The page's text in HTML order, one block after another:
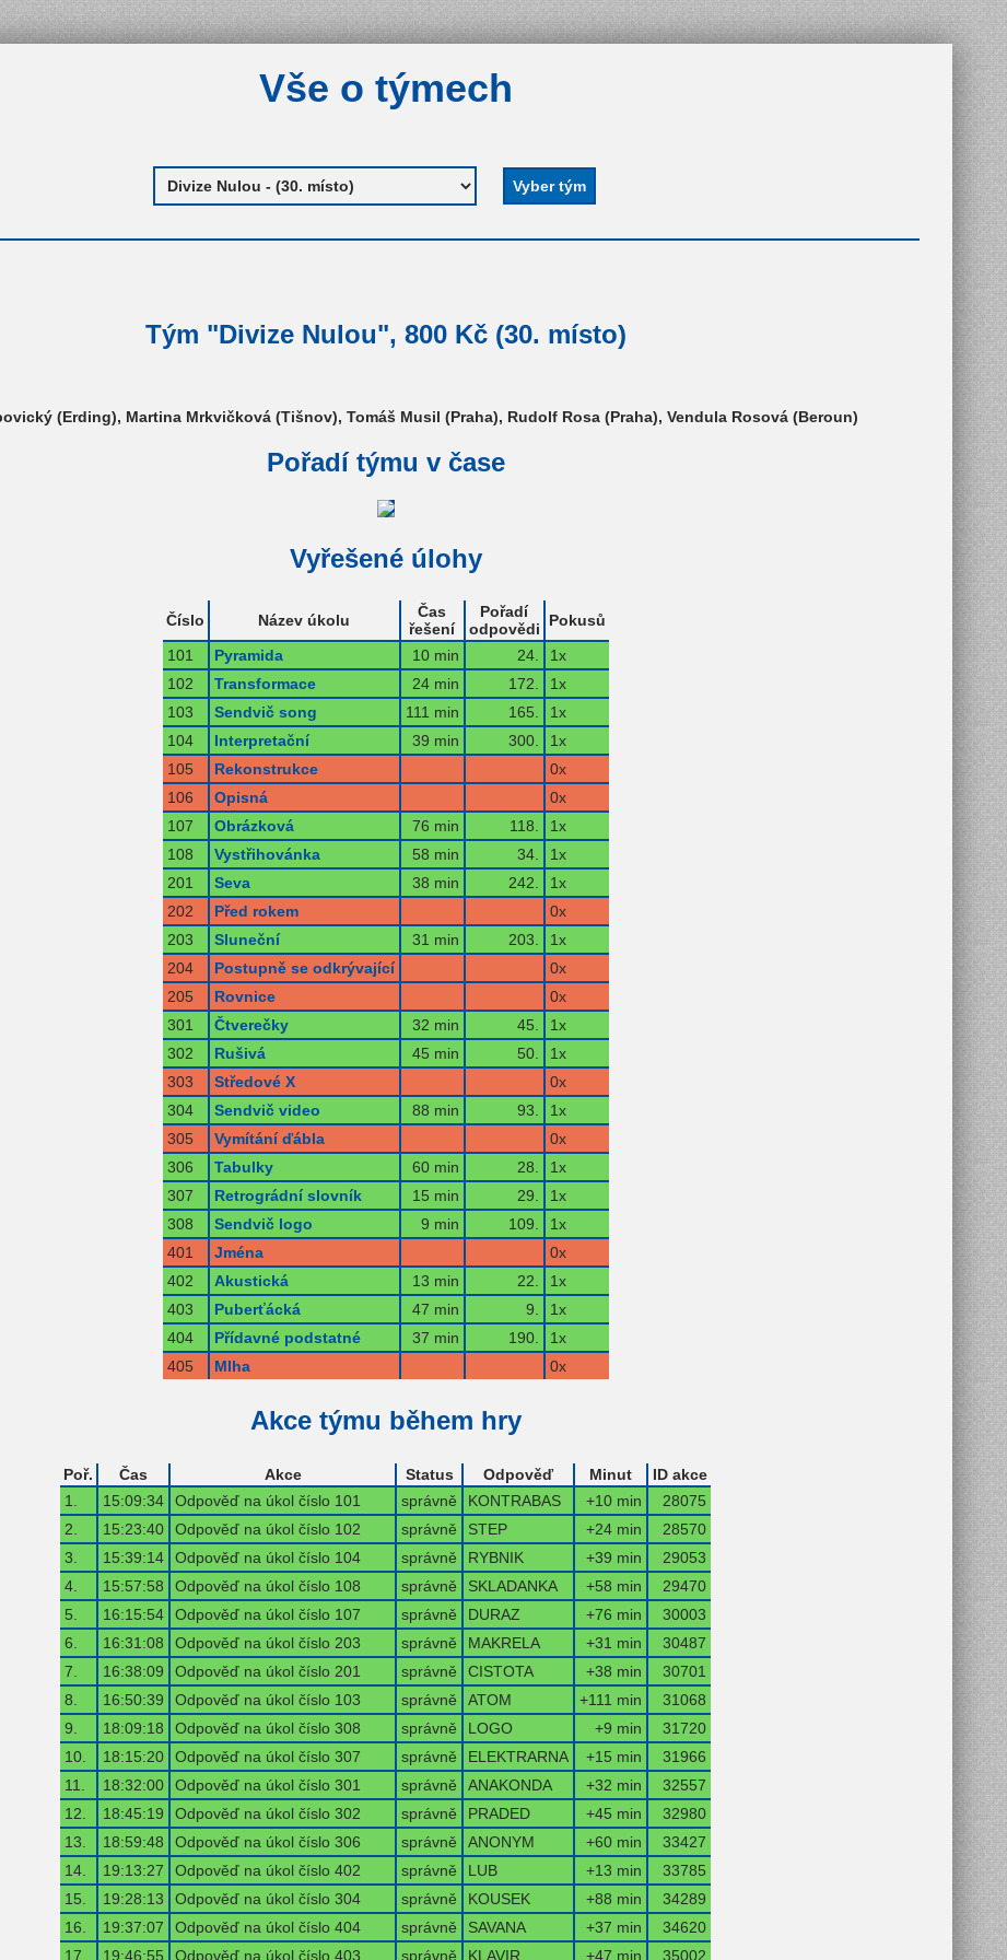
Vše o týmech
Tým "Divize Nulou", 800 Kč (30. místo)
(Erding), Martina Mrkvičková (Tišnov), Tomáš Musil (Praha), Rudolf Rosa (Praha), Vendula Rosová (Beroun)
Pořadí týmu v čase
Vyřešené úlohy
Číslo Název úkolu
Čas
řešení
Pořadí
odpovědi
Pokusů
101
Pyramida 10 min 24.
1x
102
Transformace 24 min 172.
1x
103
Sendvič song 111 min 165.
1x
104
Interpretační 39 min 300.
1x
105
Rekonstrukce
0x
106
Opisná
0x
107
Obrázková 76 min 118.
1x
108
Vystřihovánka 58 min 34.
1x
201
Seva 38 min 242.
1x
202
Před rokem
0x
203
Sluneční 31 min 203.
1x
204
Postupně se odkrývající
0x
205
Rovnice
0x
301
Čtverečky 32 min 45.
1x
302
Rušivá 45 min 50.
1x
303
Středové X
0x
304
Sendvič video 88 min 93.
1x
305
Vymítání ďábla
0x
306
Tabulky 60 min 28.
1x
307
Retrográdní slovník 15 min 29.
1x
308
Sendvič logo 9 min 109.
1x
401
Jména
0x
402
Akustická 13 min 22.
1x
403
Puberťácká 47 min 9.
1x
404
Přídavné podstatné 37 min 190.
1x
405
Mlha 0x
Akce týmu během hry
Poř. Čas Akce Status Odpověď Minut
ID akce
1.
15:09:34 Odpověď na úkol číslo 101 správně KONTRABAS +10 min
28075
2.
15:23:40 Odpověď na úkol číslo 102 správně STEP +24 min
28570
3.
15:39:14 Odpověď na úkol číslo 104 správně RYBNIK +39 min
29053
4.
15:57:58 Odpověď na úkol číslo 108 správně SKLADANKA +58 min
29470
5.
16:15:54 Odpověď na úkol číslo 107 správně DURAZ +76 min
30003
6.
16:31:08 Odpověď na úkol číslo 203 správně MAKRELA +31 min
30487
7.
16:38:09 Odpověď na úkol číslo 201 správně CISTOTA +38 min
30701
8.
16:50:39 Odpověď na úkol číslo 103 správně ATOM +111 min
31068
9.
18:09:18 Odpověď na úkol číslo 308 správně LOGO +9 min
31720
10.
18:15:20 Odpověď na úkol číslo 307 správně ELEKTRARNA +15 min
31966
11.
18:32:00 Odpověď na úkol číslo 301 správně ANAKONDA +32 min
32557
12.
18:45:19 Odpověď na úkol číslo 302 správně PRADED +45 min
32980
13.
18:59:48 Odpověď na úkol číslo 306 správně ANONYM +60 min
33427
14.
19:13:27 Odpověď na úkol číslo 402 správně LUB +13 min
33785
15.
19:28:13 Odpověď na úkol číslo 304 správně KOUSEK +88 min
34289
16.
19:37:07 Odpověď na úkol číslo 404 správně SAVANA +37 min
34620
17.
19:46:55 Odpověď na úkol číslo 403 správně KLAVIR +47 min 35002